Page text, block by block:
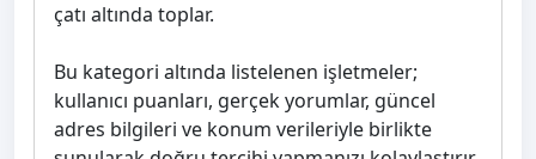
çatı altında toplar.
Bu kategori altında listelenen işletmeler;
kullanıcı puanları, gerçek yorumlar, güncel
adres bilgileri ve konum verileriyle birlikte